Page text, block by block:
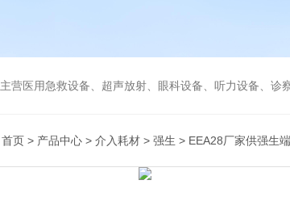
主营医用急救设备、超声放射、眼科设备、听力设备、诊察设备、康复治疗、
首页 > 产品中心 > 介入耗材 > 强生 > EEA28厂家供强生